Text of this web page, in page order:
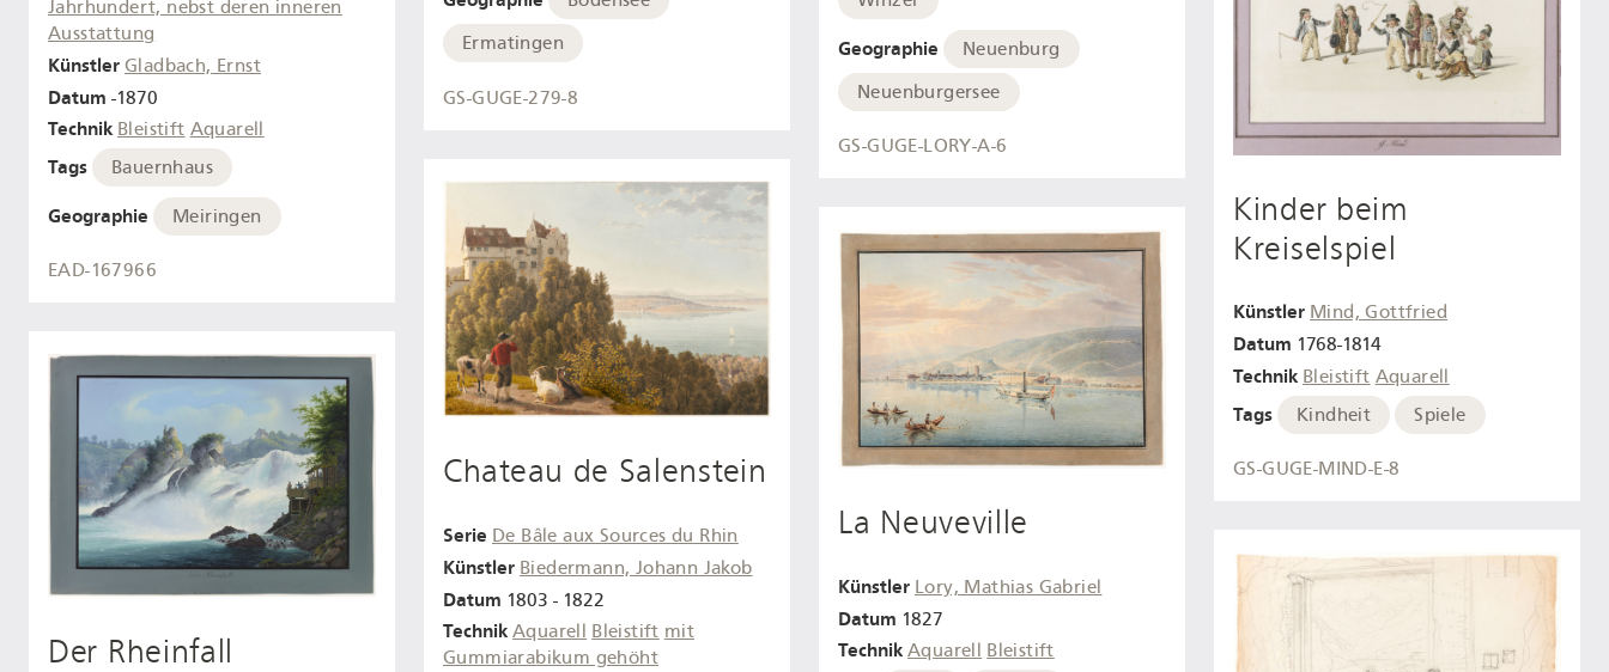
Jahrhundert, nebst deren inneren
Ausstattung
Künstler Gladbach, Ernst
Datum -1870
Technik Bleistift Aquarell
Tags Bauernhaus
Geographie Meiringen
EAD-167966
Der Rheinfall
Ermatingen
GS-GUGE-279-8
Chateau de Salenstein
Serie De Bâle aux Sources du Rhin
Künstler Biedermann, Johann Jakob
Datum 1803 - 1822
Technik Aquarell Bleistift mit
Gummiarabikum gehöht
Geographie
Neuenburg
Neuenburgersee
GS-GUGE-LORY-A-6
La Neuveville
Künstler Lory, Mathias Gabriel
Datum 1827
Technik Aquarell Bleistift
Kinder beim
Kreiselspiel
Künstler Mind, Gottfried
Datum 1768-1814
Technik Bleistift Aquarell
Tags Kindheit Spiele
GS-GUGE-MIND-E-8